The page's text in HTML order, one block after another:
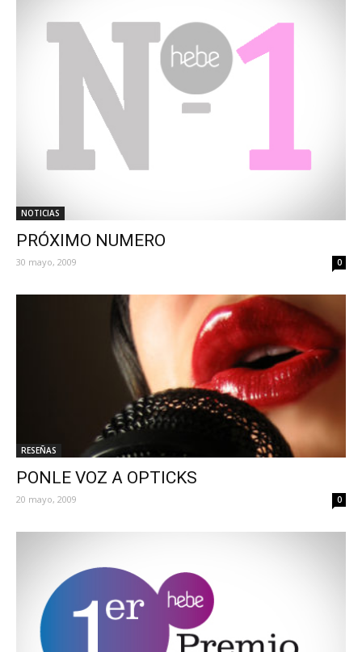
NOTICIAS
PRÓXIMO NUMERO
30 mayo, 2009 0
RESEÑAS
PONLE VOZ A OPTICKS
20 mayo, 2009 0